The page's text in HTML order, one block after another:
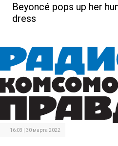
Beyoncé pops up her
dress
16:03 | 30 марта 2022